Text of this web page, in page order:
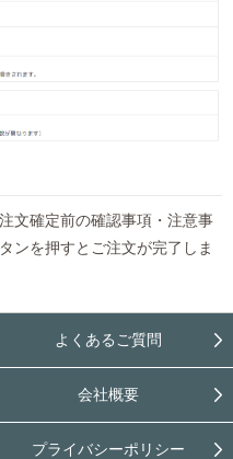
文確定前の確認事項・注意事
ンを押すとご注文が完了しま
よくあるご質問
会社概要
プライバシーポリシー